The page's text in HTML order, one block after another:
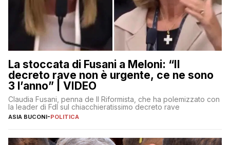
La stoccata di Fusani a Meloni: “Il
decreto rave non è urgente, ce ne sono
3 l’anno” | VIDEO
Claudia Fusani, penna de Il Riformista, che ha polemizzato con
la leader di FdI sul chiacchieratissimo decreto rave
ASIA BUCONI-POLITICA